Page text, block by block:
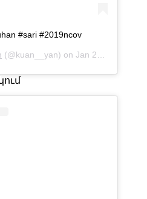
#sari #2019ncov
(@kuan__yan) on Jan 22, 2020 at 10:39pm PST